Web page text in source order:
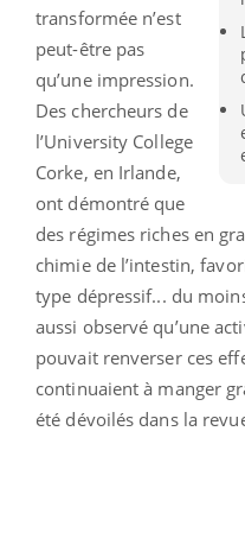
transformée n’est
peut-être pas
qu’une impression.
Des chercheurs de
l’University College
Corke, en Irlande,
ont démontré que
des régimes riches en
chimie de l’intestin,
type dépressif... du
aussi observé qu’une
pouvait renverser ces
continuaient à manger
été dévoilés dans la